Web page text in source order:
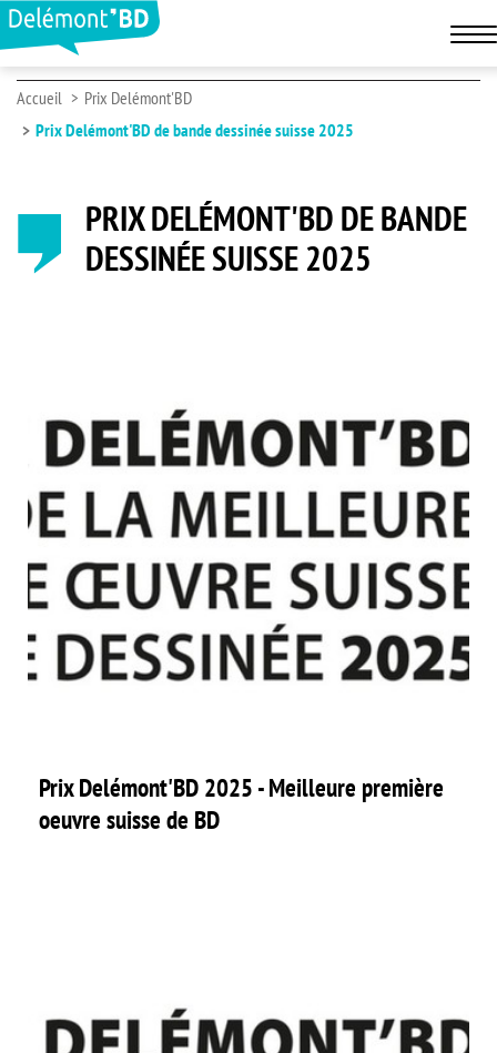
Accueil
Prix Delémont'BD
Prix Delémont'BD de bande dessinée suisse 2025
PRIX DELÉMONT'BD DE BANDE
DESSINÉE SUISSE 2025
Prix Delémont'BD 2025 - Meilleure première
oeuvre suisse de BD